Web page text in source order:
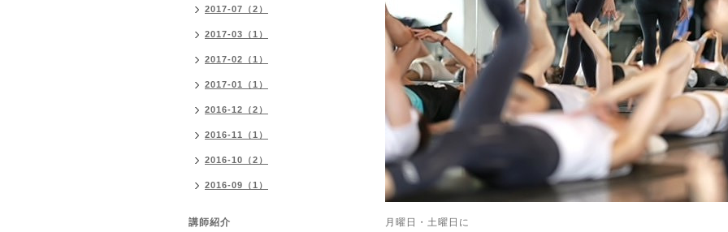
月曜日・土曜日に
2017-07（2）
2017-03（1）
2017-02（1）
2017-01（1）
2016-12（2）
2016-11（1）
2016-10（2）
2016-09（1）
講師紹介